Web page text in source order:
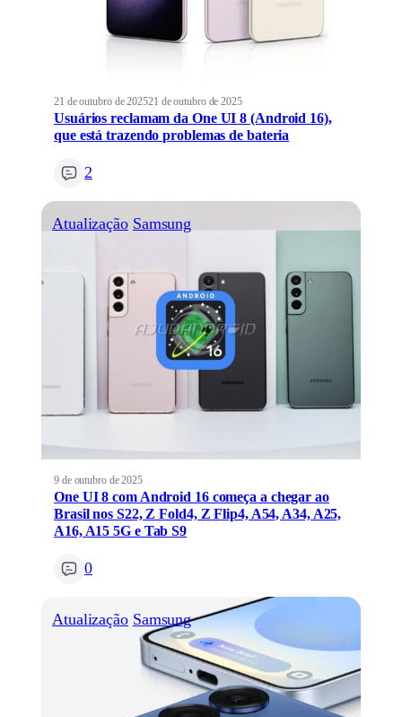
21 de outubro de 202521 de outubro de 2025
Usuários reclamam da One UI 8 (Android 16),
que está trazendo problemas de bateria
2
Atualização Samsung
9 de outubro de 2025
One UI 8 com Android 16 começa a chegar ao
Brasil nos S22, Z Fold4, Z Flip4, A54, A34, A25,
A16, A15 5G e Tab S9
0
Atualização Samsung